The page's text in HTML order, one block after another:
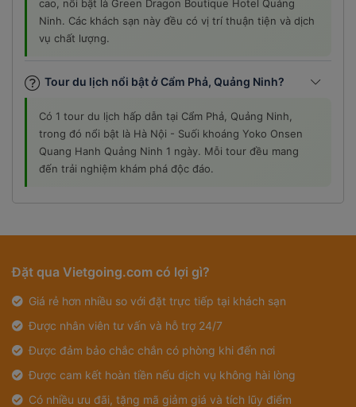
cao, nổi bật là Green Dragon Boutique Hotel Quảng
Ninh. Các khách sạn này đều có vị trí thuận tiện và dịch
vụ chất lượng.
Tour du lịch nổi bật ở Cẩm Phả, Quảng Ninh?
Có 1 tour du lịch hấp dẫn tại Cẩm Phả, Quảng Ninh,
trong đó nổi bật là Hà Nội - Suối khoáng Yoko Onsen
Quang Hanh Quảng Ninh 1 ngày. Mỗi tour đều mang
đến trải nghiệm khám phá độc đáo.
Đặt qua Vietgoing.com có lợi gì?
Giá rẻ hơn nhiều so với đặt trực tiếp tại khách sạn
Được nhân viên tư vấn và hỗ trợ 24/7
Được đảm bảo chắc chắn có phòng khi đến nơi
Được cam kết hoàn tiền nếu dịch vụ không hài lòng
Có nhiều ưu đãi, tặng mã giảm giá và tích lũy điểm